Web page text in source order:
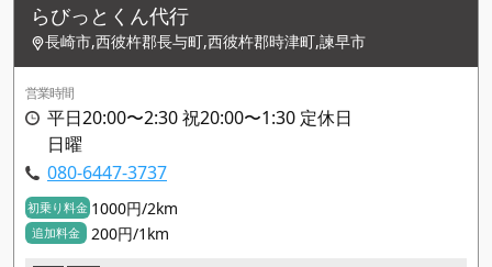
らびっとくん代行
長崎市,西彼杵郡長与町,西彼杵郡時津町,諫早市
営業時間
平日20:00〜2:30 祝20:00〜1:30 定休日
日曜
080-6447-3737
初乗り料金 1000円/2km
追加料金 200円/1km